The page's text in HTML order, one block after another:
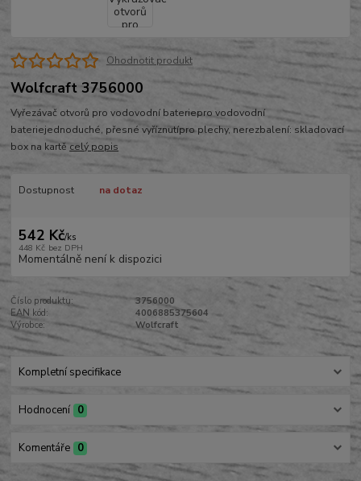
Ohodnotit produkt
Wolfcraft 3756000
Vyřezávač otvorů pro vodovodní bateriepro vodovodní
bateriejednoduché, přesné vyříznutípro plechy, nerezbalení: skladovací
box na kartě celý popis
Dostupnost na dotaz
542 Kč/ks
448 Kč bez DPH
Momentálně není k dispozici
Číslo produktu:
3756000
EAN kód:
4006885375604
Výrobce:
Wolfcraft
Kompletní specifikace
Hodnocení 0
Komentáře 0